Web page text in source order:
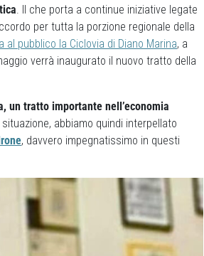
. Il che porta a continue iniziative legate
per tutta la porzione regionale della
al pubblico la Ciclovia di Diano Marina, a
verrà inaugurato il nuovo tratto della
un tratto importante nell’economia
abbiamo quindi interpellato
, davvero impegnatissimo in questi